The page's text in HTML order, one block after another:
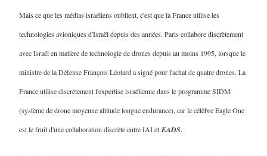
Mais ce que les médias israéliens oublient, c'est que la France utilise les
technologies avioniques d'Israël depuis des années. Paris collabore discrètement
avec Israël en matière de technologie de drones depuis au moins 1995, lorsque le
ministre de la Défense François Léotard a signé pour l'achat de quatre drones. La
France utilise discrètement l'expertise israélienne dans le programme SIDM
(système de drone moyenne altitude longue endurance), car le célèbre Eagle One
est le fruit d'une collaboration discrète entre IAI et EADS.